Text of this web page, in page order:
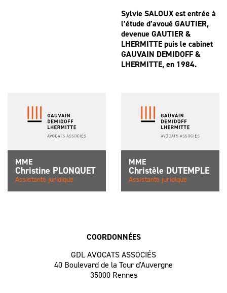
Sylvie SALOUX est entrée à
l’étude d’avoué GAUTIER,
devenue GAUTIER &
LHERMITTE puis le cabinet
GAUVAIN DEMIDOFF &
LHERMITTE, en 1984.
MME
Christine PLONQUET
Assistante juridique
MME
Christèle DUTEMPLE
Assistante juridique
COORDONNÉES
GDL AVOCATS ASSOCIÉS
40 Boulevard de la Tour d'Auvergne
35000 Rennes